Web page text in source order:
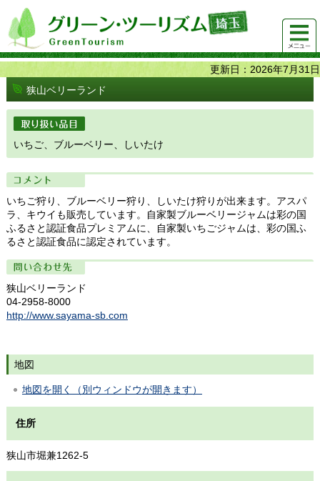
グリーンツーリズム埼玉 緑豊かな農山村で 楽しく！
美味しく！
メニュ
ー
更新日：2026年7月31日
狭山ベリーランド
取り扱い品目
いちご、ブルーベリー、しいたけ
コメント
いちご狩り、ブルーベリー狩り、しいたけ狩りが出来ます。アスパ
ラ、キウイも販売しています。自家製ブルーベリージャムは彩の国
ふるさと認証食品プレミアムに、自家製いちごジャムは、彩の国ふ
るさと認証食品に認定されています。
問い合わせ先
狭山ベリーランド
04-2958-8000
http://www.sayama-sb.com
地図
地図を開く（別ウィンドウが開きます）
住所
狭山市堀兼1262-5